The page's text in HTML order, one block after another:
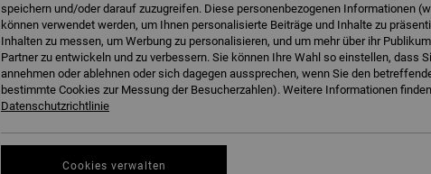
speichern und/oder darauf zuzugreifen. Diese personenbezogenen Informationen
können verwendet werden, um Ihnen personalisierte Beiträge und Inhalte zu
Inhalten zu messen, um Werbung zu personalisieren, und um mehr über ihr
Partner zu entwickeln und zu verbessern. Sie können Ihre Wahl so einstellen, dass
annehmen oder ablehnen oder sich dagegen aussprechen, wenn Sie den
bestimmte Cookies zur Messung der Besucherzahlen). Weitere Informationen
Datenschutzrichtlinie
Cookies verwalten